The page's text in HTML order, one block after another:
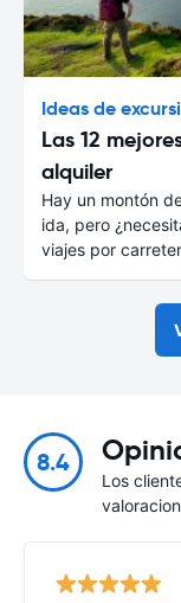
Ideas de
Las 12
alquiler
Hay un montón
ida, pero
viajes por
8.4
Los